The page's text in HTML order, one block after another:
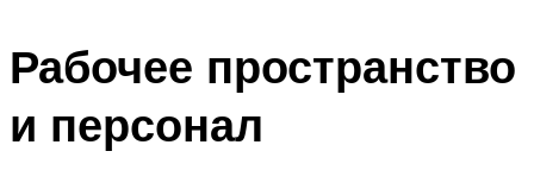
Рабочее пространство
и персонал